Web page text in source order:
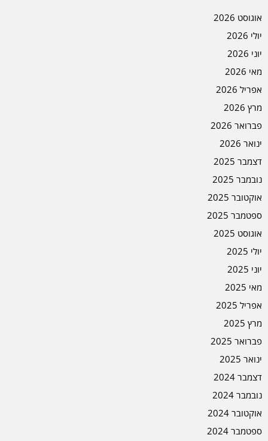
אוגוסט 2026
יולי 2026
יוני 2026
מאי 2026
אפריל 2026
מרץ 2026
פברואר 2026
ינואר 2026
דצמבר 2025
נובמבר 2025
אוקטובר 2025
ספטמבר 2025
אוגוסט 2025
יולי 2025
יוני 2025
מאי 2025
אפריל 2025
מרץ 2025
פברואר 2025
ינואר 2025
דצמבר 2024
נובמבר 2024
אוקטובר 2024
ספטמבר 2024